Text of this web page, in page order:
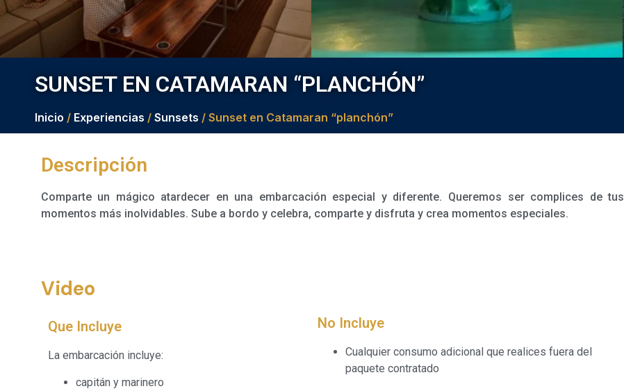
SUNSET EN CATAMARAN “PLANCHÓN”
Inicio / Experiencias /Sunsets / Sunset en Catamaran “planchón”
Descripción
Comparte un mágico atardecer en una embarcación especial y diferente. Queremos ser complices de tus
momentos más inolvidables. Sube a bordo y celebra, comparte y disfruta y crea momentos especiales.
Video
Que Incluye
La embarcación incluye:
capitán y marinero
No Incluye
Cualquier consumo adicional que realices fuera del
paquete contratado